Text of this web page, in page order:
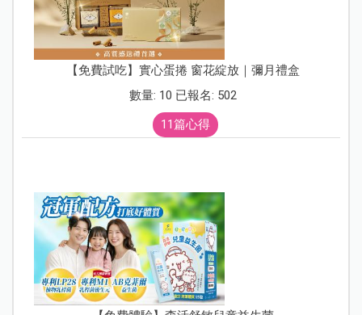
【免費試吃】實心蛋捲 窗花綻放｜彌月禮盒
數量: 10 已報名: 502
11篇心得